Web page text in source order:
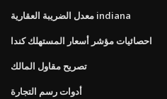
معدل الضريبة العقارية indiana
احصائيات مؤشر أسعار المستهلك كندا
تصريح مقاول المالك
أدوات رسم التجارة